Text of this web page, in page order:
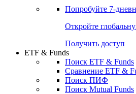
Попробуйте 7-
Откройте
Получить доступ
ETF & Funds
Поиск ETF & Funds
Сравнение ETF &
Поиск ПИФ
Поиск Mutual Funds